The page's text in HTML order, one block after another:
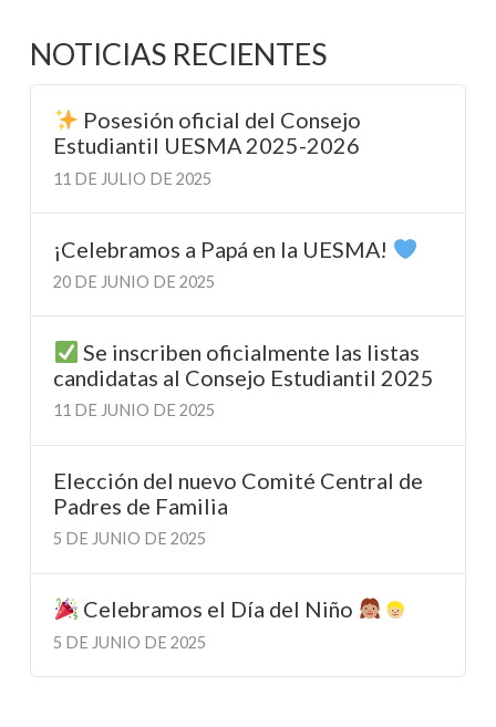
NOTICIAS RECIENTES
Posesión oficial del Consejo
Estudiantil UESMA 2025-2026
11 DE JULIO DE 2025
¡Celebramos a Papá en la UESMA!
20 DE JUNIO DE 2025
Se inscriben oficialmente las listas
candidatas al Consejo Estudiantil 2025
11 DE JUNIO DE 2025
Elección del nuevo Comité Central de
Padres de Familia
5 DE JUNIO DE 2025
Celebramos el Día del Niño
5 DE JUNIO DE 2025